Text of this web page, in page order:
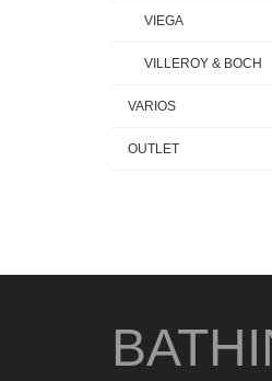
VIEGA
VILLEROY & BOCH
VARIOS
OUTLET